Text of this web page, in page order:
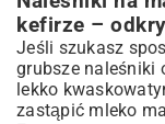
kefirze –
Jeśli szukasz
grubsze naleśniki
lekko
zastąpić mleko